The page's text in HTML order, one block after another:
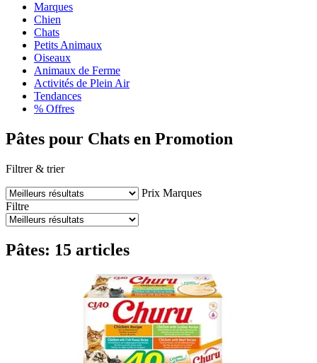
Marques
Chien
Chats
Petits Animaux
Oiseaux
Animaux de Ferme
Activités de Plein Air
Tendances
% Offres
Pâtes pour Chats en Promotion
Filtrer & trier
Prix Marques
Filtre
Pâtes: 15 articles